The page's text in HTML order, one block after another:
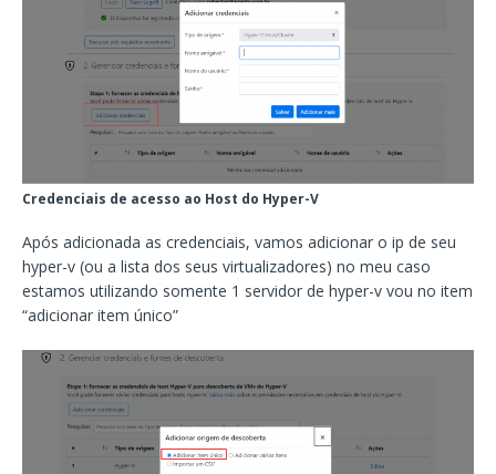
Credenciais de acesso ao Host do Hyper-V
Após adicionada as credenciais, vamos adicionar o ip de seu
hyper-v (ou a lista dos seus virtualizadores) no meu caso
estamos utilizando somente 1 servidor de hyper-v vou no item
“adicionar item único”